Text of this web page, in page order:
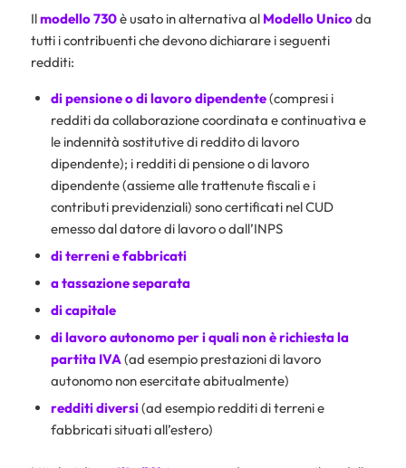
Ilmodello 730è usato in alternativa al Modello Unicoda
tutti i contribuenti che devono dichiarare i seguenti
redditi:
di pensione o di lavoro dipendente(compresi i
redditi da collaborazione coordinata e continuativa e
le indennità sostitutive di reddito di lavoro
dipendente); i redditi di pensione o di lavoro
dipendente (assieme alle trattenute fiscali e i
contributi previdenziali) sono certificati nel CUD
emesso dal datore di lavoro o dall’INPS
di terreni e fabbricati
a tassazione separata
di capitale
di lavoro autonomo per i quali non è richiesta la
partita IVA(ad esempio prestazioni di lavoro
autonomo non esercitate abitualmente)
redditi diversi(ad esempio redditi di terreni e
fabbricati situati all’estero)